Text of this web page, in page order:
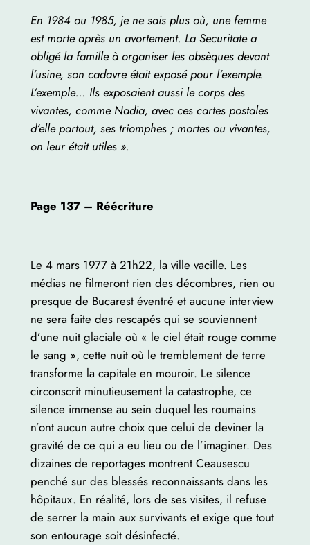
En 1984 ou 1985, je ne sais plus où, une femme
est morte après un avortement. La Securitate a
obligé la famille à organiser les obsèques devant
l’usine, son cadavre était exposé pour l’exemple.
L’exemple… Ils exposaient aussi le corps des
vivantes, comme Nadia, avec ces cartes postales
d’elle partout, ses triomphes ; mortes ou vivantes,
on leur était utiles ».
Page 137 – Réécriture
Le 4 mars 1977 à 21h22, la ville vacille. Les
médias ne filmeront rien des décombres, rien ou
presque de Bucarest éventré et aucune interview
ne sera faite des rescapés qui se souviennent
d’une nuit glaciale où « le ciel était rouge comme
le sang », cette nuit où le tremblement de terre
transforme la capitale en mouroir. Le silence
circonscrit minutieusement la catastrophe, ce
silence immense au sein duquel les roumains
n’ont aucun autre choix que celui de deviner la
gravité de ce qui a eu lieu ou de l’imaginer. Des
dizaines de reportages montrent Ceausescu
penché sur des blessés reconnaissants dans les
hôpitaux. En réalité, lors de ses visites, il refuse
de serrer la main aux survivants et exige que tout
son entourage soit désinfecté.